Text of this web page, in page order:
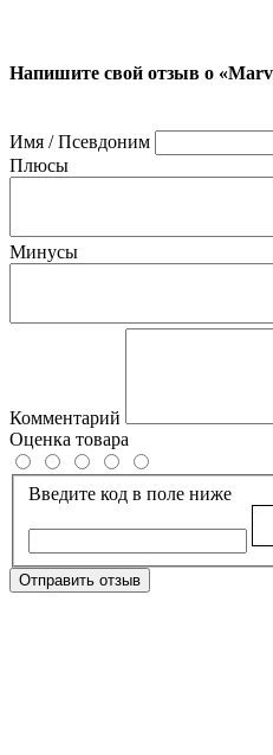
Напишите свой отзыв о
Имя / Псевдоним
Плюсы
Минусы
Комментарий
Оценка товара
Введите код в поле ниже
Отправить отзыв